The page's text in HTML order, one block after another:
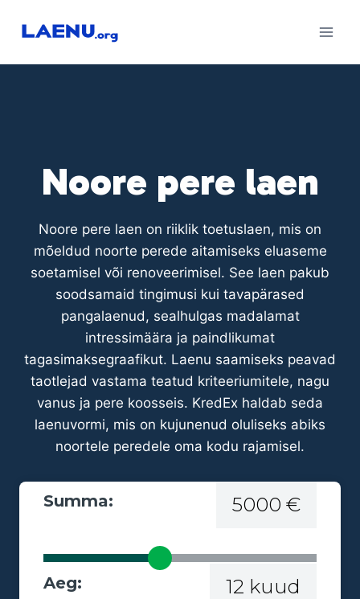
Noore pere laen
Noore pere laen on riiklik toetuslaen, mis on
mõeldud noorte perede aitamiseks eluaseme
soetamisel või renoveerimisel. See laen pakub
soodsamaid tingimusi kui tavapärased
pangalaenud, sealhulgas madalamat
intressimäära ja paindlikumat
tagasimaksegraafikut. Laenu saamiseks peavad
taotlejad vastama teatud kriteeriumitele, nagu
vanus ja pere koosseis. KredEx haldab seda
laenuvormi, mis on kujunenud oluliseks abiks
noortele peredele oma kodu rajamisel.
Summa: 5000 €
Aeg: 12 kuud